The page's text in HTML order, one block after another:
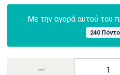
Με την αγορά αυτού του
240